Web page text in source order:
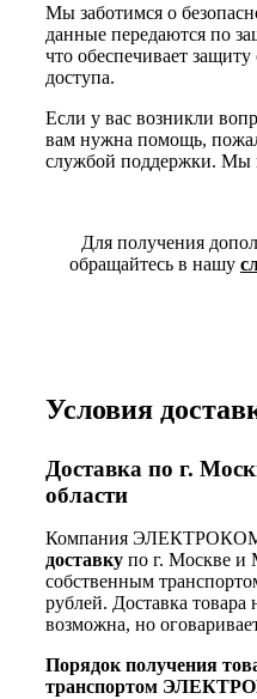
Мы заботимся о
данные передаются по
что обеспечивает
доступа.
Если у вас возникли
вам нужна помощь,
службой поддержки. Мы
Для получения
обращайтесь в нашу
Условия
Доставка по г.
области
Компания ЭЛЕКТРОКОМ
доставку по г. Москве и
собственным
рублей. Доставка
возможна, но
Порядок получения
транспортом